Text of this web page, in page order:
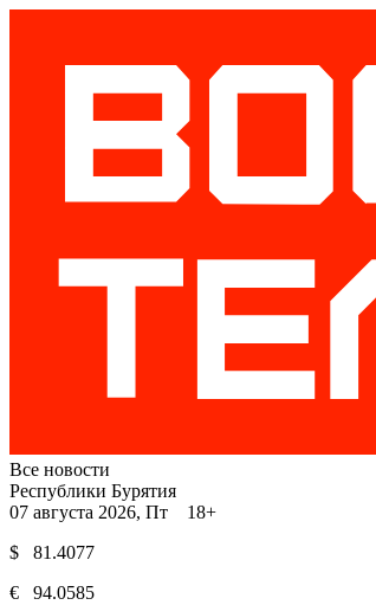
Все новости
Республики Бурятия
07 августа 2026, Пт 18+
$ 81.4077
€ 94.0585